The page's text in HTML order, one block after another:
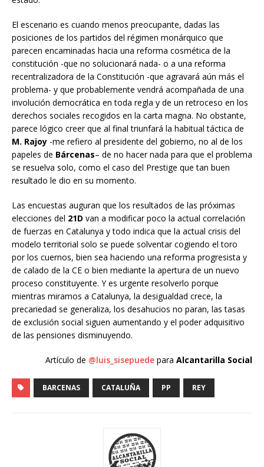
El escenario es cuando menos preocupante, dadas las
posiciones de los partidos del régimen monárquico que
parecen encaminadas hacia una reforma cosmética de la
constitución -que no solucionará nada- o a una reforma
recentralizadora de la Constitución -que agravará aún más el
problema- y que probablemente vendrá acompañada de una
involución democrática en toda regla y de un retroceso en los
derechos sociales recogidos en la carta magna. No obstante,
parece lógico creer que al final triunfará la habitual táctica de
M. Rajoy -me refiero al presidente del gobierno, no al de los
papeles de Bárcenas– de no hacer nada para que el problema
se resuelva solo, como el caso del Prestige que tan buen
resultado le dio en su momento.
Las encuestas auguran que los resultados de las próximas
elecciones del 21D van a modificar poco la actual correlación
de fuerzas en Catalunya y todo indica que la actual crisis del
modelo territorial solo se puede solventar cogiendo el toro
por los cuernos, bien sea haciendo una reforma progresista y
de calado de la CE o bien mediante la apertura de un nuevo
proceso constituyente. Y es urgente resolverlo porque
mientras miramos a Catalunya, la desigualdad crece, la
precariedad se generaliza, los desahucios no paran, las tasas
de exclusión social siguen aumentando y el poder adquisitivo
de las pensiones disminuyendo.
Artículo de @luis_sisepuede para Alcantarilla Social
BARCENAS CATALUÑA PP REY